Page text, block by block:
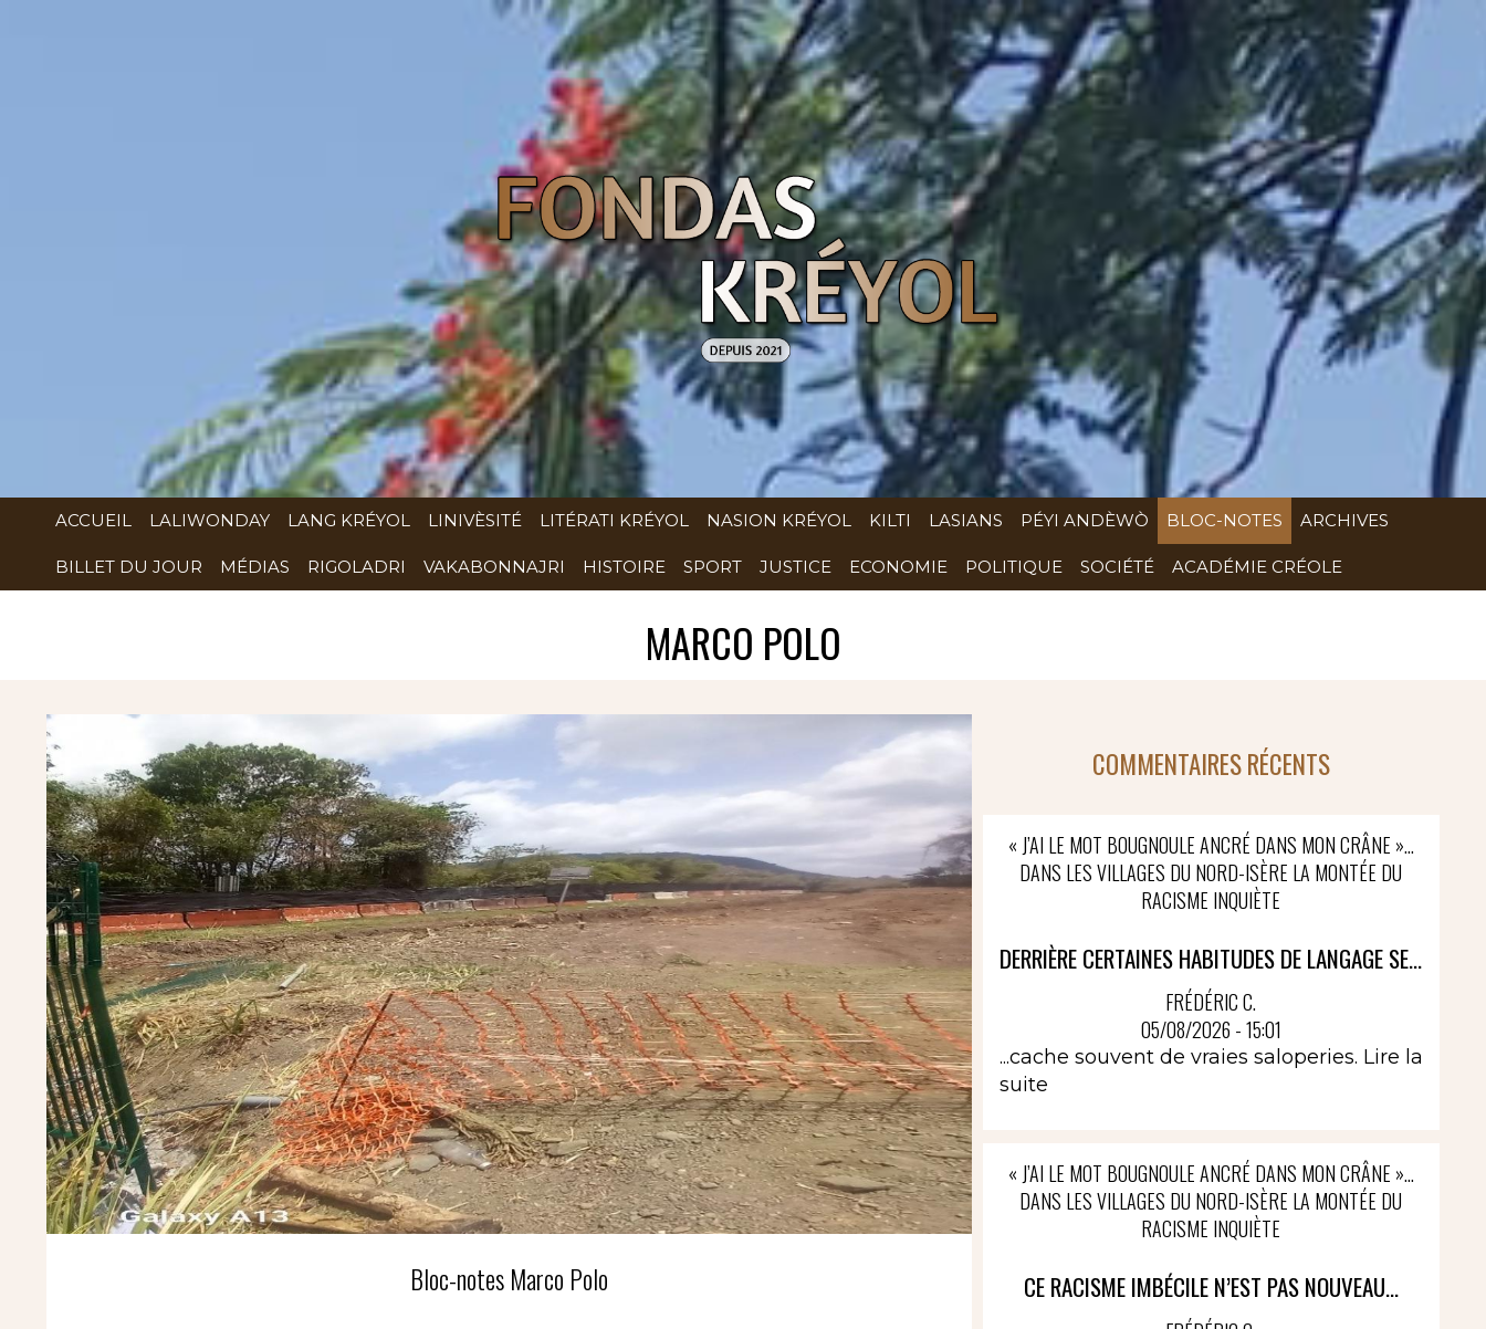
ACCUEIL LALIWONDAY LANG KRÉYOL LINIVÈSITÉ LITÉRATI KRÉYOL NASION KRÉYOL KILTI LASIANS PÉYI ANDÈWÒ BLOC-NOTES ARCHIVES
BILLET DU JOUR MÉDIAS RIGOLADRI VAKABONNAJRI HISTOIRE SPORT JUSTICE ECONOMIE POLITIQUE SOCIÉTÉ ACADÉMIE CRÉOLE
MARCO POLO
Bloc-notes Marco Polo
COMMENTAIRES RÉCENTS
« J’AI LE MOT BOUGNOULE ANCRÉ DANS MON CRÂNE »…
DANS LES VILLAGES DU NORD-ISÈRE LA MONTÉE DU
RACISME INQUIÈTE
DERRIÈRE CERTAINES HABITUDES DE LANGAGE SE...
FRÉDÉRIC C.
05/08/2026 - 15:01
...cache souvent de vraies saloperies. Lire la
suite
« J’AI LE MOT BOUGNOULE ANCRÉ DANS MON CRÂNE »…
DANS LES VILLAGES DU NORD-ISÈRE LA MONTÉE DU
RACISME INQUIÈTE
CE RACISME IMBÉCILE N’EST PAS NOUVEAU...